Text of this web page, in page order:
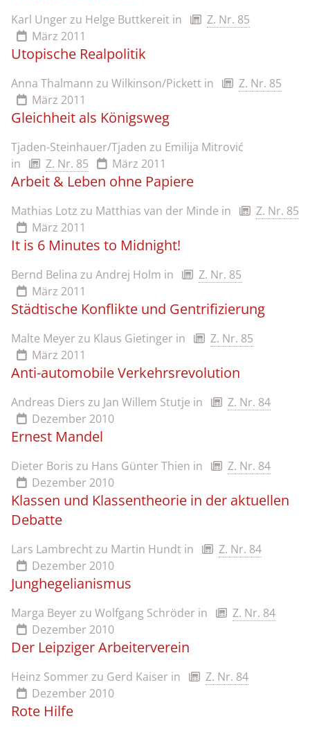
Karl Unger zu Helge Buttkereit in
Z. Nr. 85
März 2011
Utopische Realpolitik
Anna Thalmann zu Wilkinson/Pickett in
Z. Nr. 85
März 2011
Gleichheit als Königsweg
Tjaden-Steinhauer/Tjaden zu Emilija Mitrović
in
Z. Nr. 85 März 2011
Arbeit & Leben ohne Papiere
Mathias Lotz zu Matthias van der Minde in
Z. Nr. 85
März 2011
It is 6 Minutes to Midnight!
Bernd Belina zu Andrej Holm in
Z. Nr. 85
März 2011
Städtische Konflikte und Gentrifizierung
Malte Meyer zu Klaus Gietinger in
Z. Nr. 85
März 2011
Anti-automobile Verkehrsrevolution
Andreas Diers zu Jan Willem Stutje in
Z. Nr. 84
Dezember 2010
Ernest Mandel
Dieter Boris zu Hans Günter Thien in
Z. Nr. 84
Dezember 2010
Klassen und Klassentheorie in der aktuellen
Debatte
Lars Lambrecht zu Martin Hundt in
Z. Nr. 84
Dezember 2010
Junghegelianismus
Marga Beyer zu Wolfgang Schröder in
Z. Nr. 84
Dezember 2010
Der Leipziger Arbeiterverein
Heinz Sommer zu Gerd Kaiser in
Z. Nr. 84
Dezember 2010
Rote Hilfe